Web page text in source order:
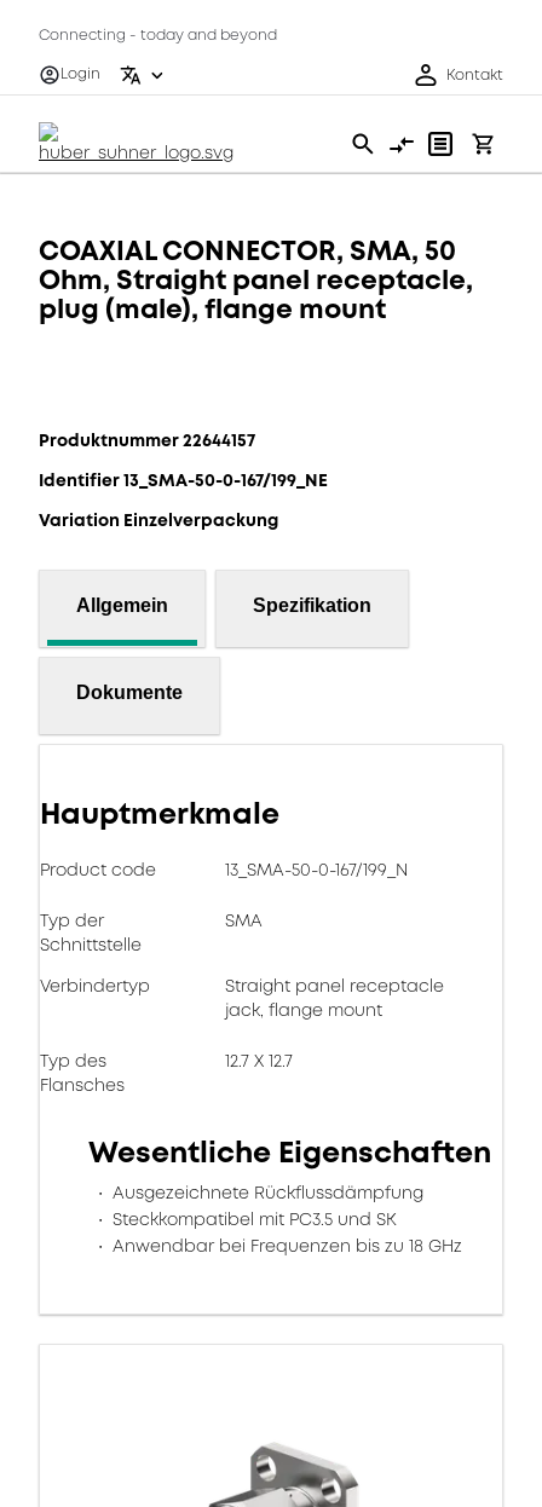
Connecting - today and beyond
Login
Kontakt
COAXIAL CONNECTOR, SMA, 50
Ohm, Straight panel receptacle,
plug (male), flange mount
Produktnummer 22644157
Identifier 13_SMA-50-0-167/199_NE
Variation Einzelverpackung
Allgemein Spezifikation
Dokumente
Hauptmerkmale
Product code 13_SMA-50-0-167/199_N
Typ der
Schnittstelle
SMA
Verbindertyp
Straight panel receptacle
jack, flange mount
Typ des
Flansches
12.7 X 12.7
Wesentliche Eigenschaften
Ausgezeichnete Rückflussdämpfung
Steckkompatibel mit PC3.5 und SK
Anwendbar bei Frequenzen bis zu 18 GHz